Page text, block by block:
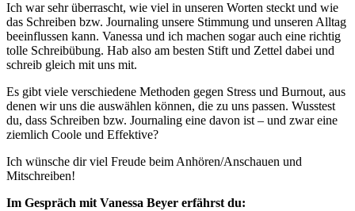
Ich war sehr überrascht, wie viel in unseren Worten steckt und wie
das Schreiben bzw. Journaling unsere Stimmung und unseren Alltag
beeinflussen kann. Vanessa und ich machen sogar auch eine richtig
tolle Schreibübung. Hab also am besten Stift und Zettel dabei und
schreib gleich mit uns mit.
Es gibt viele verschiedene Methoden gegen Stress und Burnout, aus
denen wir uns die auswählen können, die zu uns passen. Wusstest
du, dass Schreiben bzw. Journaling eine davon ist – und zwar eine
ziemlich Coole und Effektive?
Ich wünsche dir viel Freude beim Anhören/Anschauen und
Mitschreiben!
Im Gespräch mit Vanessa Beyer erfährst du: